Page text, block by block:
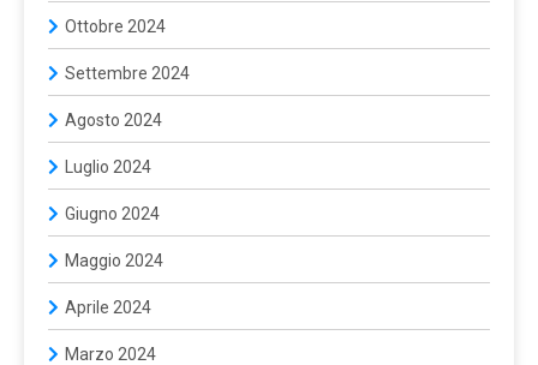
Ottobre 2024
Settembre 2024
Agosto 2024
Luglio 2024
Giugno 2024
Maggio 2024
Aprile 2024
Marzo 2024